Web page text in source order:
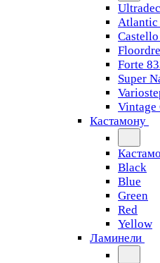
Atlantic
Forte
Super
Vintage
Кастамону
Black
Blue
Green
Red
Yellow
Ламинели